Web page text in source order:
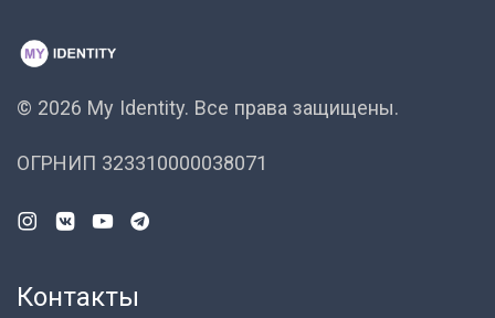
© 2026 My Identity. Все права защищены.
ОГРНИП 323310000038071
Контакты